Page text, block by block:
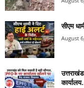
सीएम
August